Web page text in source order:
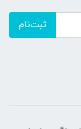
ثبت‌نام